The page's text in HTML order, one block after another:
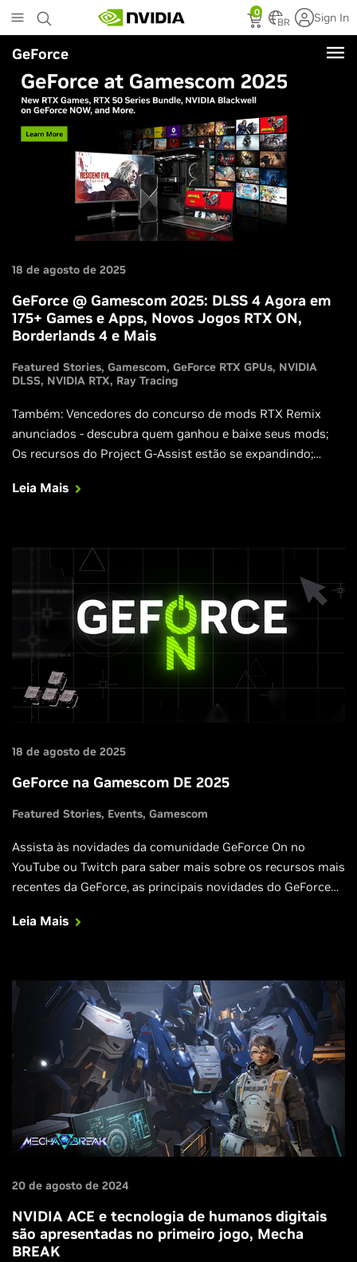
to
main
content
0
BR Sign In
GeForce
18 de agosto de 2025
GeForce @ Gamescom 2025: DLSS 4 Agora em
175+ Games e Apps, Novos Jogos RTX ON,
Borderlands 4 e Mais
Featured Stories Gamescom GeForce RTX GPUs NVIDIA
DLSS NVIDIA RTX Ray Tracing
Também: Vencedores do concurso de mods RTX Remix
anunciados - descubra quem ganhou e baixe seus mods;
Os recursos do Project G-Assist estão se expandindo;
Novidades do NVIDIA App.
Leia Mais
18 de agosto de 2025
GeForce na Gamescom DE 2025
Featured Stories Events Gamescom
Assista às novidades da comunidade GeForce On no
YouTube ou Twitch para saber mais sobre os recursos mais
recentes da GeForce, as principais novidades do GeForce
nenhum novo hardware será anunciado.
Leia Mais
20 de agosto de 2024
NVIDIA ACE e tecnologia de humanos digitais
são apresentadas no primeiro jogo, Mecha
BREAK